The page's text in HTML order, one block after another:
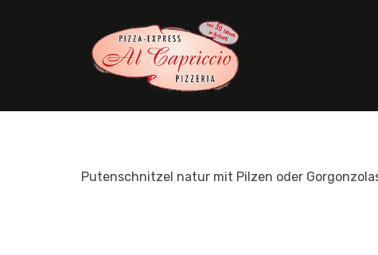
Putenschnitzel natur mit Pilzen oder